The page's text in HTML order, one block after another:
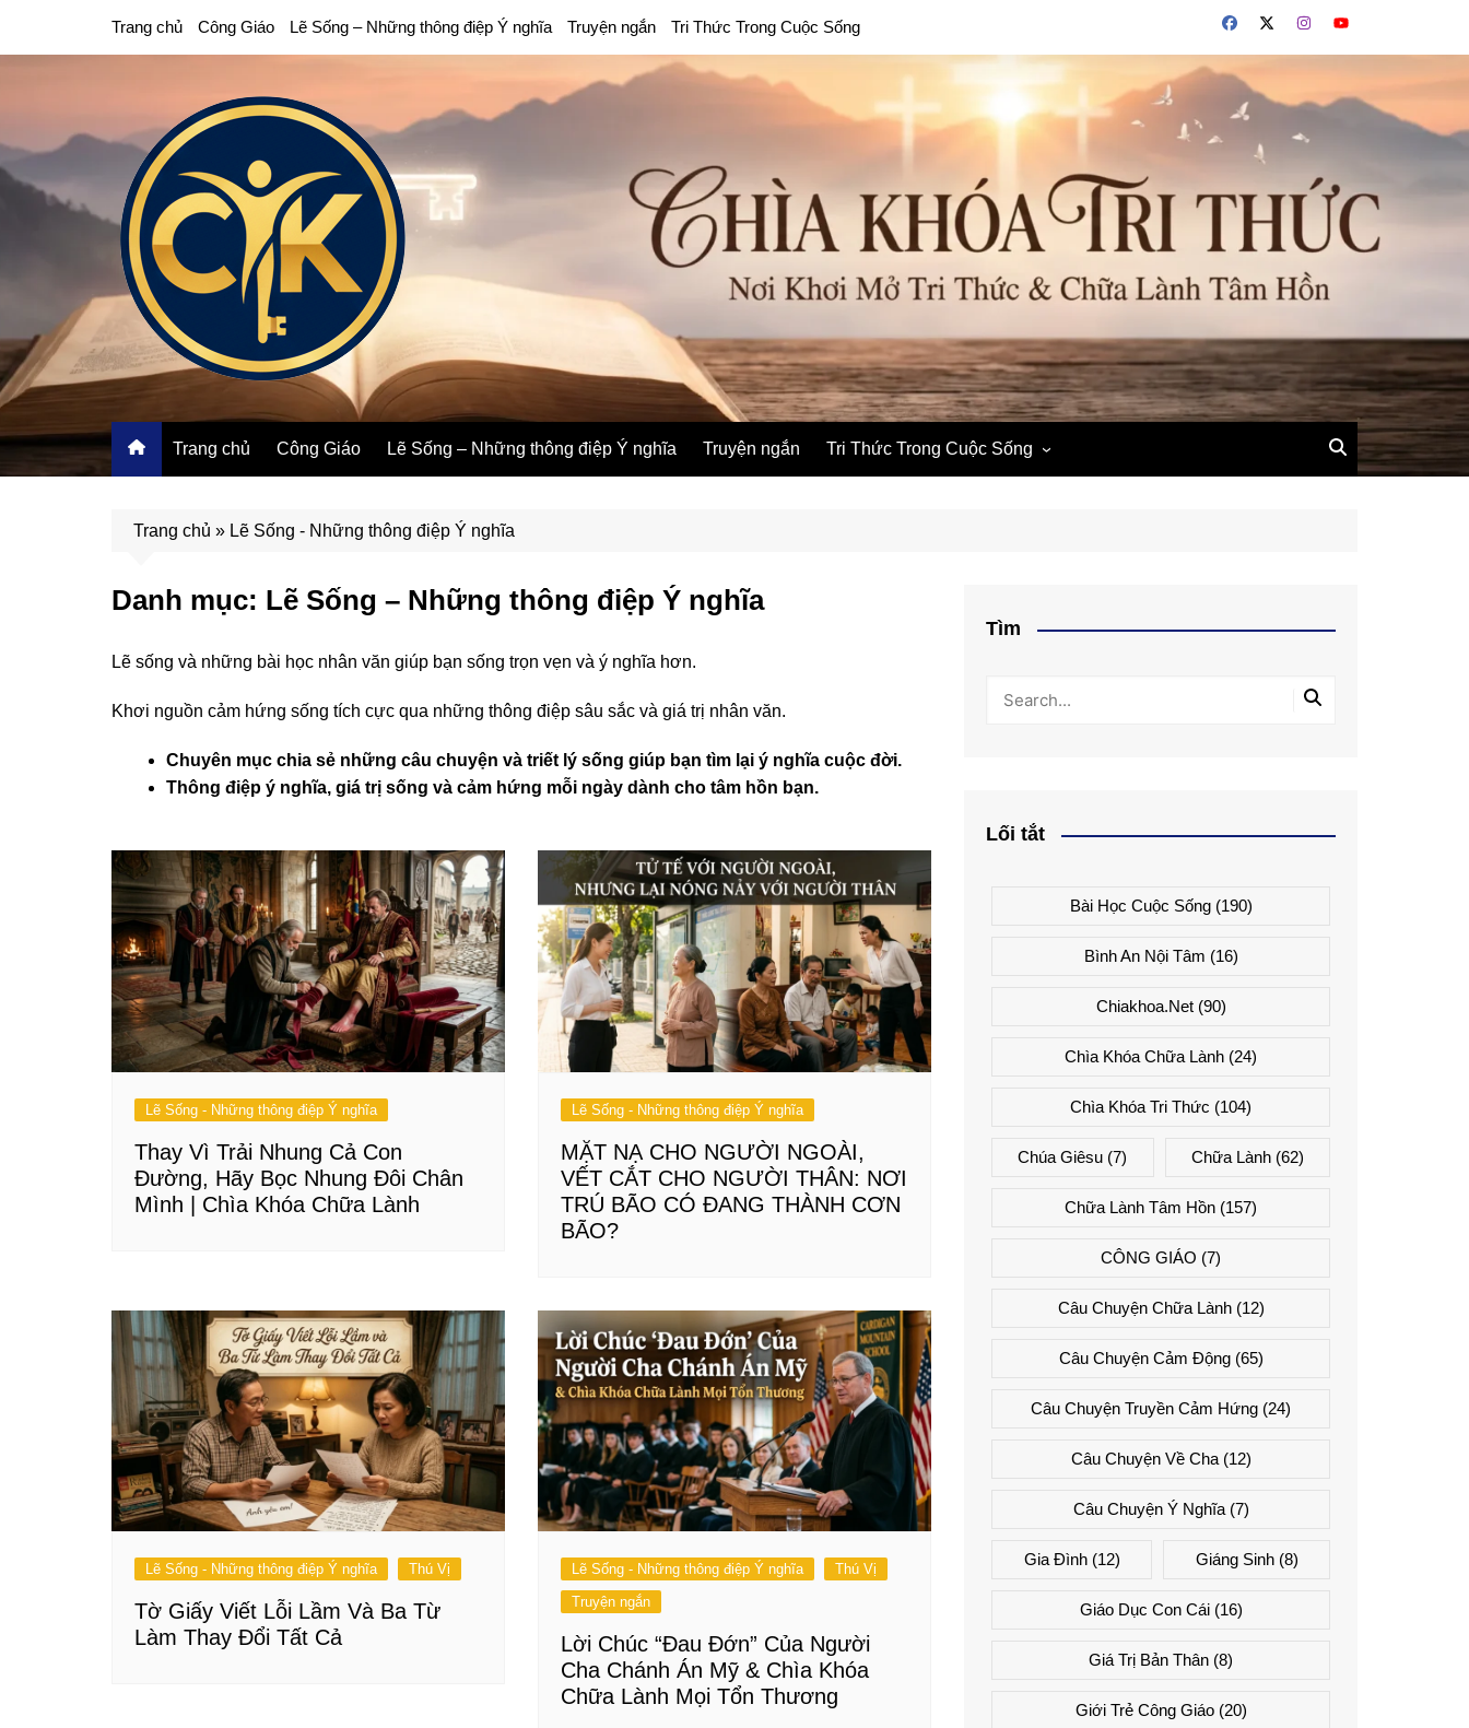
Trang chủ Công Giáo Lẽ Sống – Những thông điệp Ý nghĩa Truyện ngắn Tri Thức Trong Cuộc Sống
Trang chủ Công Giáo Lẽ Sống – Những thông điệp Ý nghĩa Truyện ngắn Tri Thức Trong Cuộc Sống
Trang chủ » Lẽ Sống - Những thông điệp Ý nghĩa
Danh mục: Lẽ Sống – Những thông điệp Ý nghĩa
Lẽ sống và những bài học nhân văn giúp bạn sống trọn vẹn và ý nghĩa hơn.
Khơi nguồn cảm hứng sống tích cực qua những thông điệp sâu sắc và giá trị nhân văn.
Chuyên mục chia sẻ những câu chuyện và triết lý sống giúp bạn tìm lại ý nghĩa cuộc đời.
Thông điệp ý nghĩa, giá trị sống và cảm hứng mỗi ngày dành cho tâm hồn bạn.
Lẽ Sống - Những thông điệp Ý nghĩa
Thay Vì Trải Nhung Cả Con
Đường, Hãy Bọc Nhung Đôi Chân
Mình | Chìa Khóa Chữa Lành
Lẽ Sống - Những thông điệp Ý nghĩa
MẶT NẠ CHO NGƯỜI NGOÀI,
VẾT CẮT CHO NGƯỜI THÂN: NƠI
TRÚ BÃO CÓ ĐANG THÀNH CƠN
BÃO?
Lẽ Sống - Những thông điệp Ý nghĩa Thú Vị
Tờ Giấy Viết Lỗi Lầm Và Ba Từ
Làm Thay Đổi Tất Cả
Lẽ Sống - Những thông điệp Ý nghĩa
Thú Vị
Truyện ngắn
Lời Chúc “Đau Đớn” Của Người
Cha Chánh Án Mỹ & Chìa Khóa
Chữa Lành Mọi Tổn Thương
Tìm
Lối tắt
Bài Học Cuộc Sống(190)
Bình An Nội Tâm (16)
Chiakhoa.net(90)
Chìa Khóa Chữa Lành (24)
Chìa Khóa Tri Thức (104)
Chúa Giêsu (7) Chữa Lành(62)
Chữa Lành Tâm Hồn (157)
CÔNG GIÁO (7)
Câu Chuyện Chữa Lành(12)
Câu Chuyện Cảm Động(65)
Câu Chuyện Truyền Cảm Hứng (24)
Câu Chuyện Về Cha(12)
Câu Chuyện Ý Nghĩa(7)
Gia Đình(12) Giáng Sinh(8)
Giáo Dục Con Cái(16)
Giá Trị Bản Thân (8)
Giới Trẻ Công Giáo(20)